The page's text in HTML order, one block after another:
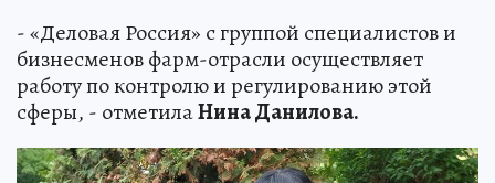
- «Деловая Россия» с группой специалистов и
бизнесменов фарм-отрасли осуществляет
работу по контролю и регулированию этой
сферы, - отметилаНина Данилова.